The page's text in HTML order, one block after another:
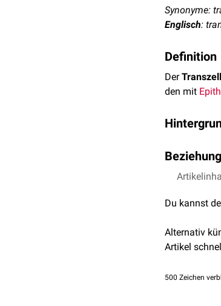
Synonyme:
Englisch:
Definition
Der
den mit
geformten
derDrüsen.
Der
Du kannst
Alternativ
Artikel
500 Zeichen